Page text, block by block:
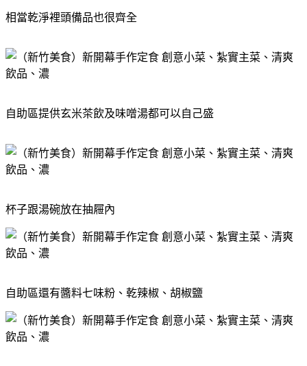
相當乾淨裡頭備品也很齊全
自助區提供玄米茶飲及味噌湯都可以自己盛
杯子跟湯碗放在抽屜內
自助區還有醬料七味粉、乾辣椒、胡椒鹽